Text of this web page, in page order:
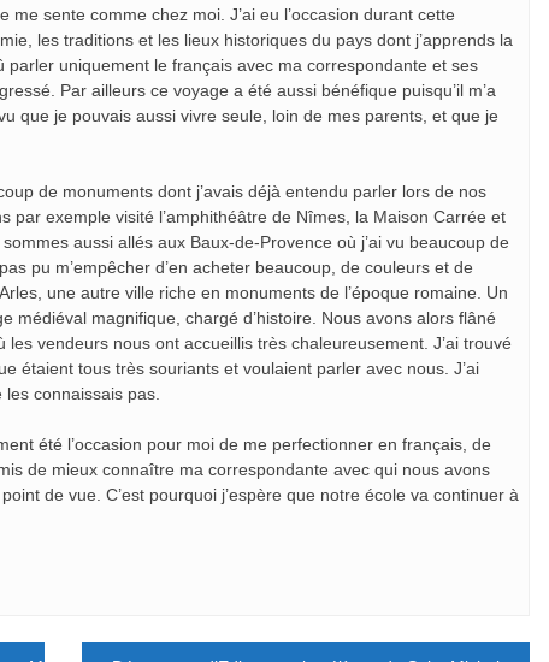
sente comme chez moi. J’ai eu l’occasion durant cette
les traditions et les lieux historiques du pays dont j’apprends la
uniquement le français avec ma correspondante et ses
Par ailleurs ce voyage a été aussi bénéfique puisqu’il m’a
que je pouvais aussi vivre seule, loin de mes parents, et que je
de monuments dont j’avais déjà entendu parler lors de nos
exemple visité l’amphithéâtre de Nîmes, la Maison Carrée et
aussi allés aux Baux-de-Provence où j’ai vu beaucoup de
pu m’empêcher d’en acheter beaucoup, de couleurs et de
une autre ville riche en monuments de l’époque romaine. Un
médiéval magnifique, chargé d’histoire. Nous avons alors flâné
vendeurs nous ont accueillis très chaleureusement. J’ai trouvé
étaient tous très souriants et voulaient parler avec nous. J’ai
connaissais pas.
été l’occasion pour moi de me perfectionner en français, de
de mieux connaître ma correspondante avec qui nous avons
de vue. C’est pourquoi j’espère que notre école va continuer à
scolaire.